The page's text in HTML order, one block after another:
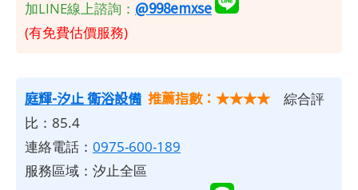
加LINE線上諮詢： @998emxse
(有免費估價服務)
庭輝-汐止 衛浴設備 推薦指數：★★★★ 綜合評
比：85.4
連絡電話： 0975-600-189
服務區域：汐止全區